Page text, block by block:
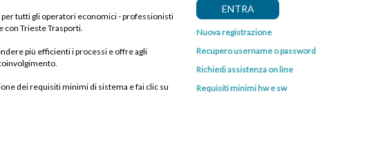
per tutti gli operatori economici - professionisti
con Trieste Trasporti.
più efficienti i processi e offre agli
dei requisiti minimi di sistema e fai clic su
Nuova registrazione
Recupero username o password
Richiedi assistenza on line
Requisiti minimi hw e sw